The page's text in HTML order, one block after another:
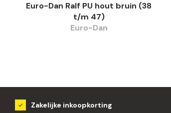
Euro-Dan Ralf PU hout bruin (38
t/m 47)
Euro-Dan
Zakelijke inkoopkorting